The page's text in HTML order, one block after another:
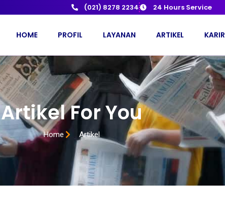
(021) 8278 2234 24 Hours Service
HOME PROFIL LAYANAN ARTIKEL KARIR
Artikel For You
Home Artikel